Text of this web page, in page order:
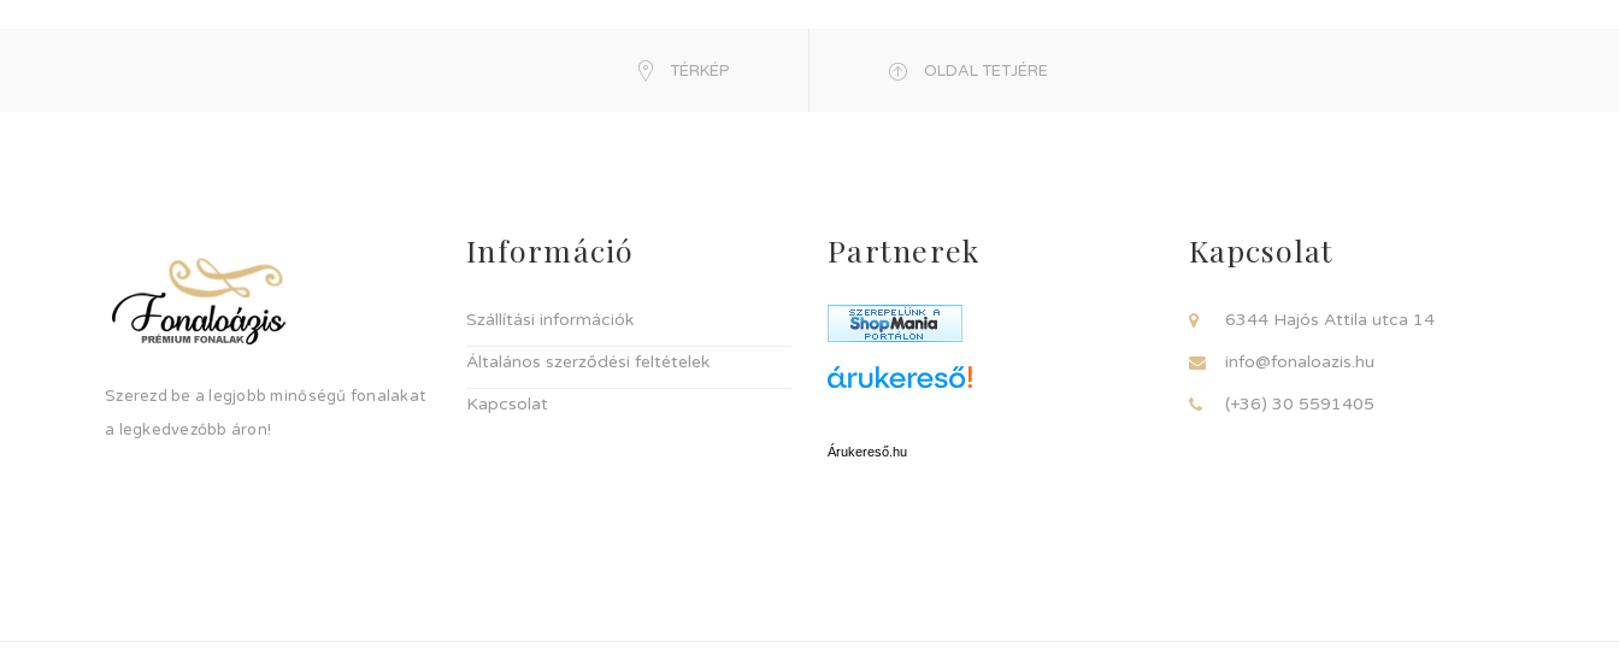
TÉRKÉP OLDAL TETJÉRE
Szerezd be a legjobb minőségű fonalakat
a legkedvezőbb áron!
Információ
Szállítási információk
Általános szerződési feltételek
Kapcsolat
Partnerek
Árukereső.hu
Kapcsolat
6344 Hajós Attila utca 14
info@fonaloazis.hu
(+36) 30 5591405